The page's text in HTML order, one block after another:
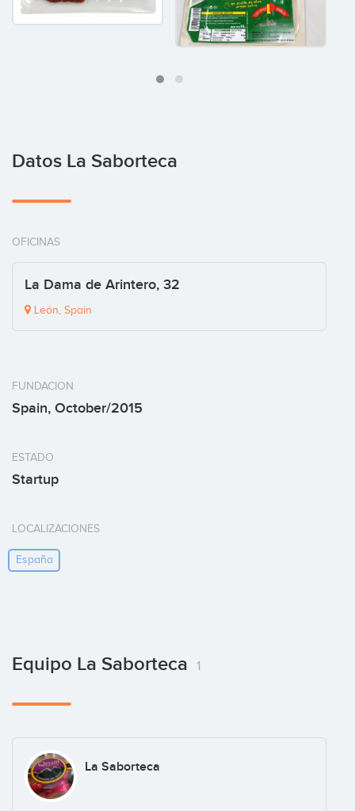
Datos La Saborteca
OFICINAS
La Dama de Arintero, 32
León, Spain
FUNDACION
Spain, October/2015
ESTADO
Startup
LOCALIZACIONES
España
Equipo La Saborteca 1
La Saborteca